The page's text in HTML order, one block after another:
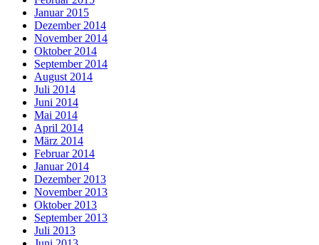
Januar 2015
Dezember 2014
November 2014
Oktober 2014
September 2014
August 2014
Juli 2014
Juni 2014
Mai 2014
April 2014
März 2014
Februar 2014
Januar 2014
Dezember 2013
November 2013
Oktober 2013
September 2013
Juli 2013